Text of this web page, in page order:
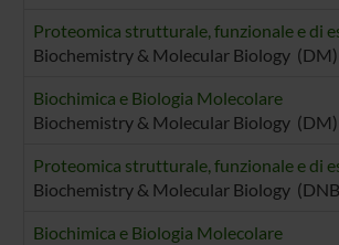
Proteomica strutturale, funzionale e di
Biochemistry & Molecular Biology
Biochimica e Biologia Molecolare
Biochemistry & Molecular Biology
Proteomica strutturale, funzionale e di
Biochemistry & Molecular Biology
Biochimica e Biologia Molecolare